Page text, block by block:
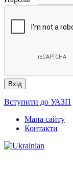
Вступити до УАЗП
Мапа сайту
Контакти